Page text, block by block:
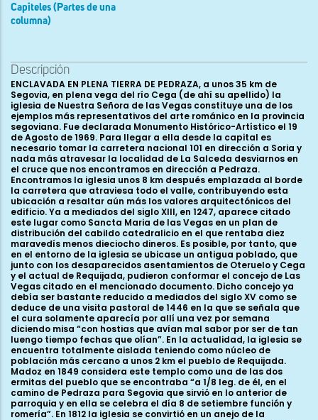
Capiteles (Partes de una
columna)
Descripción
ENCLAVADA EN PLENA TIERRA DE PEDRAZA, a unos 35 km de Segovia, en plena vega del río Cega (de ahí su apellido) la iglesia de Nuestra Señora de las Vegas constituye una de los ejemplos más representativos del arte románico en la provincia segoviana. Fue declarada Monumento Histórico-Artístico el 19 de Agosto de 1969. Para llegar a ella desde la capital es necesario tomar la carretera nacional 101 en dirección a Soria y nada más atravesar la localidad de La Salceda desviarnos en el cruce que nos encontramos en dirección a Pedraza. Encontramos la iglesia unos 8 km después emplazada al borde la carretera que atraviesa todo el valle, contribuyendo esta ubicación a resaltar aún más los valores arquitectónicos del edificio. Ya a mediados del siglo XIII, en 1247, aparece citado este lugar como Sancta Maria de las Vegas en un plan de distribución del cabildo catedralicio en el que rentaba diez maravedís menos dieciocho dineros. Es posible, por tanto, que en el entorno de la iglesia se ubicase un antigua poblado, que junto con los desaparecidos asentamientos de Oteruelo y Cega y el actual de Requijada, pudieron conformar el concejo de Las Vegas citado en el mencionado documento. Dicho concejo ya debía ser bastante reducido a mediados del siglo XV como se deduce de una visita pastoral de 1446 en la que se señala que el cura solamente aparecía por allí una vez por semana diciendo misa “con hostias que avían mal sabor por ser de tan luengo tiempo fechas que olían”. En la actualidad, la iglesia se encuentra totalmente aislada teniendo como núcleo de población más cercano a unos 2 km el pueblo de Requijada. Madoz en 1849 considera este templo como una de las dos ermitas del pueblo que se encontraba “a 1/8 leg. de él, en el camino de Pedraza para Segovia que sirvió en lo anterior de parroquia y en ella se celebra el día 8 de setiembre función y romería”. En 1812 la iglesia se convirtió en un anejo de la parroquia de Arahuetes y civilmente Requijada pasó a formar parte del Ayuntamiento de Santiuste de Pedraza en 1847. Destacar también el cariño y la importancia que esta iglesia tiene para los habitantes de la zona ya que albergaba la imagen románica de la patrona de la tierra de Pedraza, la Virgen de las Vegas, actualmente custodiada en el templo parroquial de Requijada. Exteriormente nos encontramos ante un edificio de dimensiones considerables con tres naves con sus correspondientes ábsides, aunque los dos laterales presentan un testero recto y sobre uno de ellos, concretamente el septentrional, se alza la torre campanario de la iglesia. La iglesia cuenta también con un pórtico adosado al costado de la nave meridional. El material constructivo empleado permanece oculto en su mayor parte bajo una capa de enfoscado de color blanquecino aunque es posible presuponer que el cuerpo de la iglesia incluida la cabecera está realizada en mampostería reforzada por sillares en esquinas, ventanas y cornisa; no así el pórtico, erigido con posterioridad a la iglesia que se encuentra construido íntegramente con sillería. La cabecera de la iglesia presenta un esquema muy sencillo en cuanto a la decoración se refiere, solamente alterada por la presencia de las ventanas que iluminan el interior; el ábside principal es ligeramente más elevado que su adosado ábside sur y su tambor liso y oculto bajo capas de cal, únicamente está animado por tres pequeñas ventanas saeteras con un ligero abocinamiento interior construidas con sillería y ubicadas en cada uno de los laterales y en la parte central. La cornisa que sustenta el tejado tiene un perfil biselado y canecillos todos ellos de tipo caveto. El ábside sur, igualmente liso y enfoscado, tiene en centro una pequeña ventana de tipo saetera abocinada al interior, configurada mediante un pequeño arco de medio punto y dos pequeñas arquivoltas, la interna sobre minúsculos capiteles sin decoración y la externa recogida por jambas prismáticas y cimacios de nacela. La ventana queda protegida por una chambrana configurada sucesivamente por un fino bocel, una moldura de mediacaña y un listel. La cornisa y canecillos que rodean el perímetro de este ábside no presentan ninguna diferencia con los del ábside principal. Finalmente, el ábside más septentrional se encuentra enfoscado como los dos anteriores aunque aquí se pueden percibir en las esquinas unas líneas blancas que imitan un despiece de sillería. La ventana de la parte central, saetera con abocinamiento interno, está formada por un arquito de medio punto con intradós abocelado que descansa en estilizadas columnas de fustes monolíticos que llevan pequeños capiteles con hojas que vuelven sus puntas en espiral formando diminutos crochets; entre las hojas se tallan en cada cesta pequeñas cabecitas humanas. El arco se rodea por una arquivolta conformada por tres filas de boceles partidos o en zigzag decoración que, aunque aquí se utilice en una ventana, podemos verla en portadas y pórticos de iglesias de la provincia como San Pedro de Gaíllos, Castroserna de Arriba, El Arenal de Orejana, Cascajares, Muñoveros, Sotosalbos, o la ermita de la Virgen de las Nieves de Rebollo por citar sólo algunos ejemplos. Hemos apuntado con anterioridad cómo la torre de la iglesia se encuentra construida sobre el ábside norte de la misma, hecho éste que se repite en otras iglesias de la tierra de Pedraza, casos de Aldealengua de Pedraza o Arcones, pero también en iglesias de la capital como San Quirce o San Andrés; en el caso de Las Vegas el acceso original al primer piso de la torre se encuentra en la cara sur constituido por una pequeña puerta con forma de arco de medio punto que todavía se conserva a la cual se accedía por una escalera colocada en el espacio existente entre el ábside principal y el ábside norte. La existencia de este espacio entre las capillas viene motivado por el esviaje del ábside septentrional respecto a la línea recta que marca el muro de la nave norte. Es decir, creemos que en el momento de erección de la capilla norte los constructores románicos eligen desviar el ábside respecto al eje de la nave para poder colocar una escalera a la cual se tiene acceso desde el interior de la iglesia. Actualmente, esta escalera ha desaparecido colocándose en su lugar una escalera de metal, pero todavía es posible ver en el lateral sur de la torre los riñones de la bóveda de piedra que cubría la primitiva escalera de subida a la torre. En cuanto al último cuerpo de la torre que alberga las troneras, dos en cada lado, se tiene documentada su fecha de reedificación realizada entre 1756 y 1758. Continuando el recorrido por el exterior del templo, nos encontramos en el último tramo del muro norte con una pequeña puerta románica de sillería con un arco de medio punto conformado por dovelas lisas y sin decoración que apoya en jambas prismáticas con las esquinas matadas por un bocel, cimacios de nacela y una chambrana que rodea al arco con tres filas de billetes. Junto a ella se descubrió en las obras de restauración de la iglesia un arco de ladrillo también con forma de medio punto; el tamaño y forma de estos ladrillos junto con la existencia de otros restos romanos en el entorno cercano de la iglesia nos hacen elucubrar sobre la presencia de este arco en la iglesia románica como una pervivencia de una anterior construcción, probablemente una villa romana o una basílica paleocristiana. Y es que en las excavaciones arqueológicas efectuadas en el edificio en los años setenta del siglo pasado apareció bajo la iglesia no sólo una interesante necrópolis medieval con restos datables entre los siglos IX al XIV sino que también se comprobó la existencia de construcciones tardoromanas, concretamente una piscina bautismal de inmersión, hoy visible en la esquina suroccidental de la nave sur de la iglesia, y un mausoleo con restos de mosaico en el pórtico justo debajo de la entrada principal. Almagro Gorbea y Caballero Zoreda concluyen que estas dos construcciones de carácter religiosofunerario formarían parte de una villa latifundista perteneciente al Bajo Imperio datable aproximadamente en el siglo V d. C. Estos dos historiadores observaron también durante las excavaciones restos de cimentación que les llevan a pensar en la existencia de una basílica presidiendo todo el conjunto. Es necesario, por tanto, apuntar aquí como la sacralización del solar en el que se asienta la ermita de Nuestra Señora de las Vegas se ha mantenido al menos desde época romana. Al contrario de lo que ocurre en otras iglesias segovianas en las que el espacio del pórtico se extiende por los costados meridional y occidental del edificio, en el caso de Las Vegas, el pórtico solamente se encuentra adosado al lateral sur incluyendo, eso sí, en su longitud total la nave y el ábside; está formado por siete arcos de medio punto recogidos por columnas pareadas que apoyan en un banco corrido con las esquinas matadas por un fino bocel. El tejado del pórtico está sujetado por varios canecillos entre los que se conservan algunos figurados con la representación de rostros humanos, cabezas de felinos, aves, serpientes, etc... Dos son las entradas que se conservan ubicadas en los laterales sur y este, caracterizadas fundamentalmente por su sencillez: la principal está conformada por un arco de medio punto doblado recogido por jamas prismáticas lisas y trasdosado por una chambrana con perfil de media caña y listel. En los cimacios se conserva una decoración a base de estrellas de cuatro puntas inscritas en un doble círculo formado por un entrelazo vegetal. La entrada ubicado en el lado este del pórtico, bastante deteriorada, tiene también un arco de medio punto de doble rosca completado por chambrana y cimacio de nacela. Como ya hemos apuntado, son siete los arcos que conforman esta estancia todos ellos de formato muy similar apoyados en dobles columnas coronadas por interesantes capiteles. Comenzando la descripción de este a oeste, nos encontramos primero con una escena mitológica tallándose en las caras estrechas de la c